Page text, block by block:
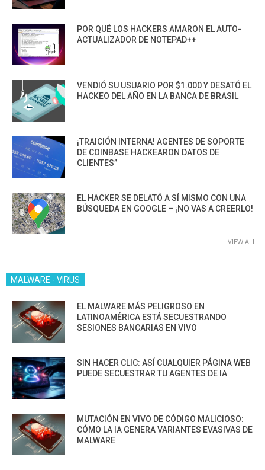
POR QUÉ LOS HACKERS AMARON EL AUTO-
ACTUALIZADOR DE NOTEPAD++
VENDIÓ SU USUARIO POR $1.000 Y DESATÓ EL
HACKEO DEL AÑO EN LA BANCA DE BRASIL
¡TRAICIÓN INTERNA! AGENTES DE SOPORTE
DE COINBASE HACKEARON DATOS DE
CLIENTES”
EL HACKER SE DELATÓ A SÍ MISMO CON UNA
BÚSQUEDA EN GOOGLE – ¡NO VAS A CREERLO!
VIEW ALL
MALWARE - VIRUS
EL MALWARE MÁS PELIGROSO EN
LATINOAMÉRICA ESTÁ SECUESTRANDO
SESIONES BANCARIAS EN VIVO
SIN HACER CLIC: ASÍ CUALQUIER PÁGINA WEB
PUEDE SECUESTRAR TU AGENTES DE IA
MUTACIÓN EN VIVO DE CÓDIGO MALICIOSO:
CÓMO LA IA GENERA VARIANTES EVASIVAS DE
MALWARE